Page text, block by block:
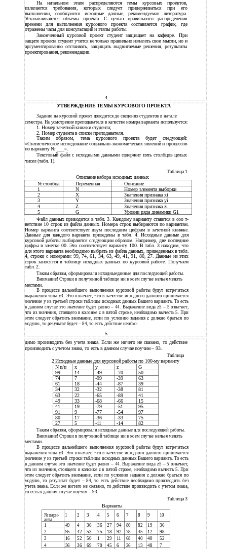
На начальном этапе распределяются темы курсовых проектов,
излагаются требования, которых следует придерживаться при его
выполнении, сообщаются исходные данные, рекомендуемая литература.
Устанавливаются объемы проекта. С целью правильного распределения
времени для выполнения курсового проекта составляется график, где
отражены часы для консультаций и этапы работы.
Законченный курсовой проект студент защищает на кафедре. При
защите проекта студент учится не только правильно излагать свои мысли, но и
аргументированно отстаивать, защищать выдвигаемые решения, результаты
проектирования, рекомендации.
4
УТВЕРЖДЕНИЕ ТЕМЫ КУРСОВОГО ПРОЕКТА
Задание на курсовой проект доводится до сведения студентов в начале
семестра. На усмотрение преподавателя в качестве номера варианта используется:
1. Номер зачетной книжки студента;
2. Номер студента в списке преподавателя.
Таким образом, тема курсового проекта будет следующей:
«Статистическое исследование социально-экономических явлений и процессов
по варианту № ___».
Текстовый файл с исходными данными содержит пять столбцов целых
чисел (табл. 1).
Таблица 1
Описание набора исходных данных
№ столбца
Переменная
Описание
1
N
Номер элемента выборки
2
X
Значения признака xi
3
Y
Значения признака yi
4
Z
Значения признака zi
5
G
Уровни ряда динамики G1
Файл данных приводится в табл. 3. Каждому варианту ставится в соо т-
ветствие 10 строк из файла данных. Номера строк выбираются по вариантам.
Номер варианта соответствует двум последним цифрам в зачетной книжке.
Данные для каждого варианта приведены в табл. 4. Исходные данные для
курсовой работы выбираются следующим образом. Например, две последние
цифры в зачетке 00. Это соответствует варианту 100. В табл. 3 находим, что
для этого варианта необходимо выбрать из файла данных, приведенных в табл.
4, строки с номерами: 99, 74, 61, 34, 63, 49, 41, 91, 80, 27. Данные из этих
строк заносятся в таблицу исходных данных по курсовой работе. Получаем
табл. 2.
Таким образом, сформировали исходныеданные для последующей работы.
Внимание! Строки в полученной таблице ни в коем случае нельзя менять
местами.
В процессе дальнейшего выполнения курсовой работы будут встречаться
выражения типа y3. Это означает, что в качестве исходного данного принимается
значение y из третьей строки таблицы исходных данных Вашего варианта. То есть
в данном случае это значение будет равно – 44. Выражение вида z5 – 5 означает,
что из значения, стоящего в колонке z в пятой строке, необходимо вычесть 5. При
этом следует обратить внимание, если по условию задания z должно браться по
модулю, то результат будет – 84, то есть действие необхо-
5
димо производить без учета знака. Если же ничего не сказано, то действие
производить с учетом знака, то есть в данном случае поучим – 93.
Таблица
2 Исходные данные для курсовой работы по 100-му варианту
N п/п
x y z
G
99
14 -49 -70
50
74
7 -99 -39
63
61
18 -44 -87
39
34
32 -32 -38
81
63
22 -65 -89
41
49
33 -68 -66
15
41
19 -79 -51
95
91
9 -77 -54
97
80
17 -36 -33
75
27
5 -11 -14 82
Таким образом, сформировали исходные данные для последующей работы.
Внимание! Строки в полученной таблице ни в коем случае нельзя менять
местами.
В процессе дальнейшего выполнения курсовой работы будут встречаться
выражения типа y3. Это означает, что в качестве исходного данного принимается
значение y из третьей строки таблицы исходных данных Вашего варианта. То есть
в данном случае это значение будет равно – 44. Выражение вида z5 – 5 означает,
что из значения, стоящего в колонке z в пятой строке, необходимо вычесть 5. При
этом следует обратить внимание, если по условию задания z должно браться по
модулю, то результат будет – 84, то есть действие необходимо производить без
учета знака. Если же ничего не сказано, то действие производить с учетом знака,
то есть в данном случае поучим – 93.
Таблица 3
Варианты
№ вари- 1 2 3 4 5 6 7 8 9
10
анта
1
49 4 36 36 27 94 80 82 19
36
2
95 42 53 75 18 92 78 45 12
98
3
16 52 50 1 29 11 68 40 40
52
4
36 36 69 70 45 6 26 13 48
7